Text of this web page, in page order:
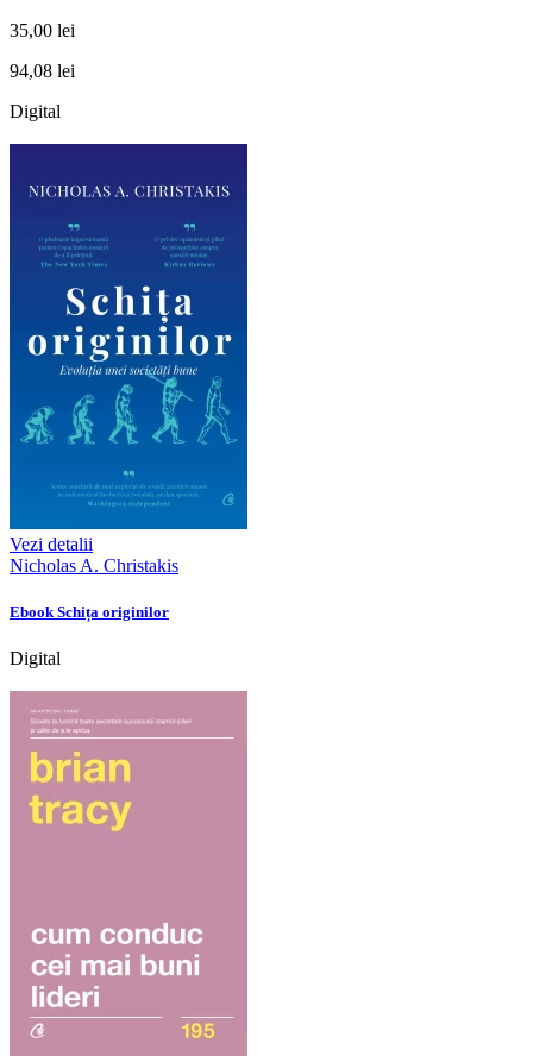
35,00 lei
94,08 lei
Digital
Vezi detalii
Nicholas A. Christakis
Ebook Schița originilor
Digital